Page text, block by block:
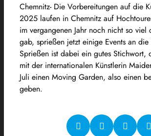
Chemnitz- Die Vorbereitungen auf die
2025 laufen in Chemnitz auf
im vergangenen Jahr noch nicht so viel
gab, sprießen jetzt einige Events an
Sprießen ist dabei ein gutes Stichwort,
mit der internationalen Künstlerin
Juli einen Moving Garden, also einen
geben.